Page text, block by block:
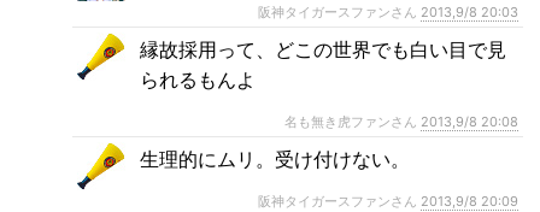
阪神タイガースファンさん 2013,9/8 20:03
縁故採用って、どこの世界でも白い目で見
られるもんよ
名も無き虎ファンさん 2013,9/8 20:08
生理的にムリ。受け付けない。
阪神タイガースファンさん 2013,9/8 20:09